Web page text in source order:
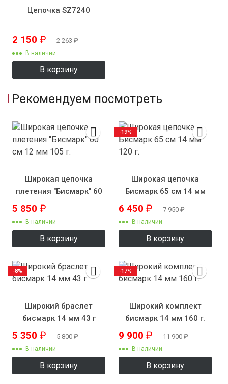
Цепочка SZ7240
2 150 ₽ 2 263₽
В наличии
В корзину
Рекомендуем посмотреть
Широкая цепочка
плетения "Бисмарк" 60
см 12 мм 105 г.
5 850 ₽
В наличии
В корзину
Широкая цепочка
Бисмарк 65 см 14 мм
6 450 ₽ 7 950₽
В наличии
В корзину
-19%
Широкий браслет
бисмарк 14 мм 43 г
5 350 ₽ 5 800₽
В наличии
В корзину
-8%
Широкий комплект
бисмарк 14 мм 160 г.
9 900 ₽ 11 900₽
В наличии
В корзину
-17%